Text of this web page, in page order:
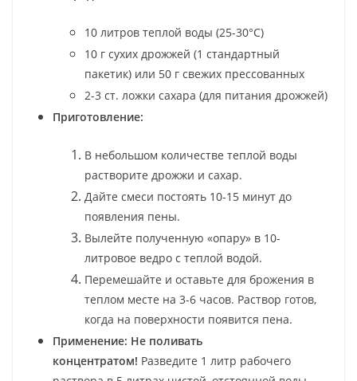
10 литров теплой воды (25-30°C)
10 г сухих дрожжей (1 стандартный
пакетик) или 50 г свежих прессованных
2-3 ст. ложки сахара (для питания дрожжей)
Приготовление:
В небольшом количестве теплой воды
растворите дрожжи и сахар.
Дайте смеси постоять 10-15 минут до
появления пены.
Вылейте полученную «опару» в 10-
литровое ведро с теплой водой.
Перемешайте и оставьте для брожения в
теплом месте на 3-6 часов. Раствор готов,
когда на поверхности появится пена.
Применение: Не поливать
концентратом! Разведите 1 литр рабочего